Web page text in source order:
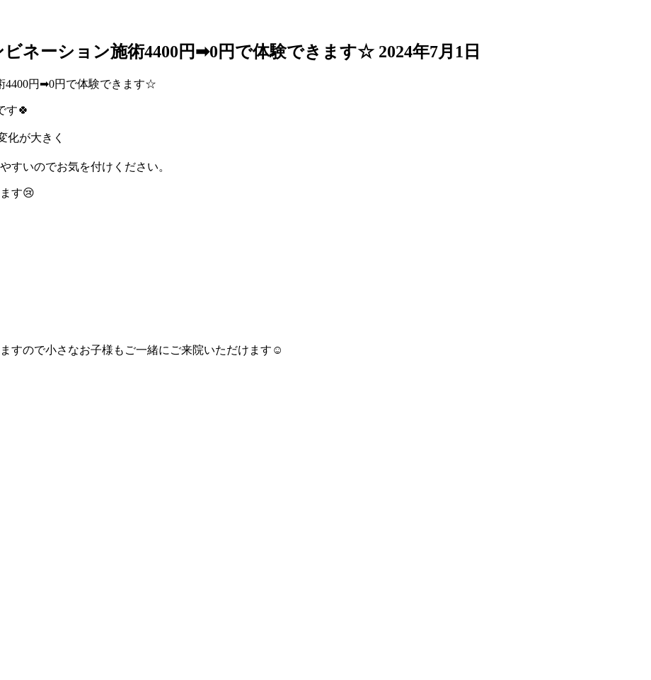
ネーション施術4400円➡0円で体験できます☆ 2024年7月1日
す🍀
化が大きく
すいのでお気を付けください。
す😢
すので小さなお子様もご一緒にご来院いただけます☺️